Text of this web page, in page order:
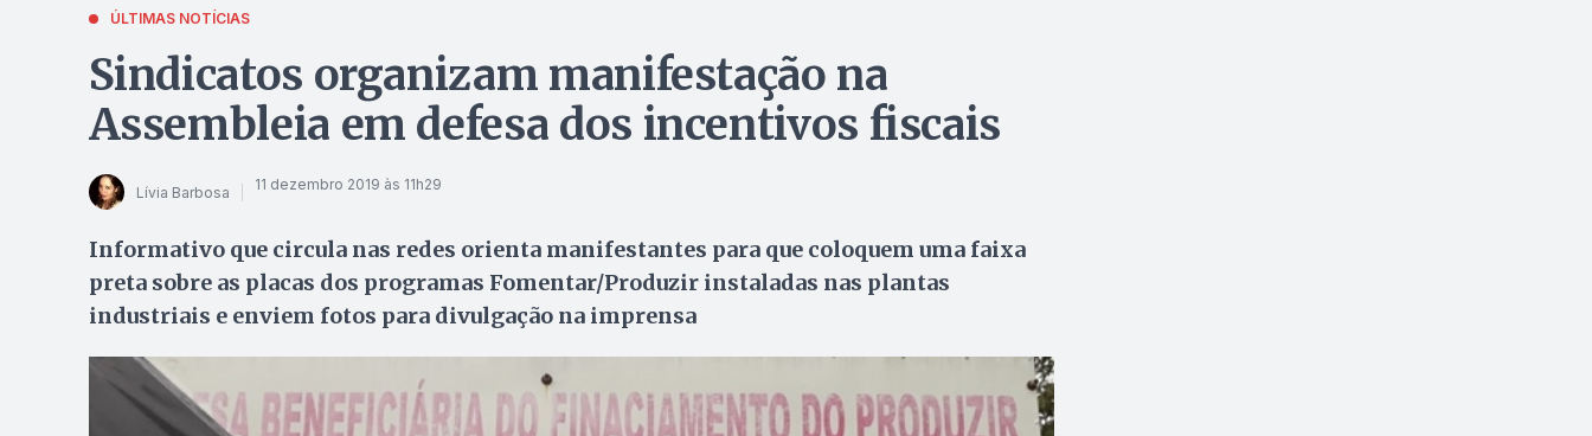
ÚLTIMAS NOTÍCIAS
Sindicatos organizam manifestação na
Assembleia em defesa dos incentivos fiscais
Lívia Barbosa 11 dezembro 2019 às 11h29
Informativo que circula nas redes orienta manifestantes para que coloquem uma faixa
preta sobre as placas dos programas Fomentar/Produzir instaladas nas plantas
industriais e enviem fotos para divulgação na imprensa